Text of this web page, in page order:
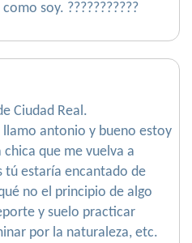
soy. ???????????
Ciudad Real.
llamo antonio y bueno estoy
que me vuelva a
tú estaría encantado de
no el principio de algo
y suelo practicar
por la naturaleza, etc.